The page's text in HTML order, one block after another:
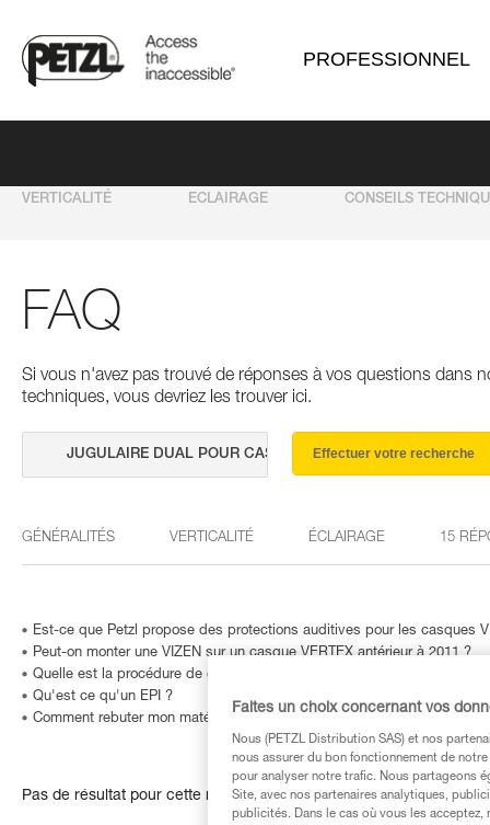
PROFESSIONNEL
VERTICALITÉ ECLAIRAGE CONSEILS
FAQ
Si vous n'avez pas trouvé de réponses à vos questions dans
techniques, vous devriez les trouver ici.
Effectuer votre recherche
GÉNÉRALITÉS VERTICALITÉ ÉCLAIRAGE 15
Est-ce que Petzl propose des protections auditives pour les casques
Peut-on monter une VIZEN sur un casque VERTEX antérieur à 2011 ?
Quelle est la procédure de garantie Petzl ?
Qu'est ce qu'un EPI ?
Comment rebuter mon matériel ?
Pas de résultat pour cette recherche
Faites un choix concernant vos
Nous (PETZL Distribution SAS) et nos
nous assurer du bon fonctionnement de
pour analyser notre trafic. Nous partageons
Site, avec nos partenaires analytiques,
publicités. Dans le cas où vous les